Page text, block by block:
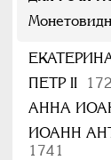
ПЕТР II
АННА
ИОАНН
1741